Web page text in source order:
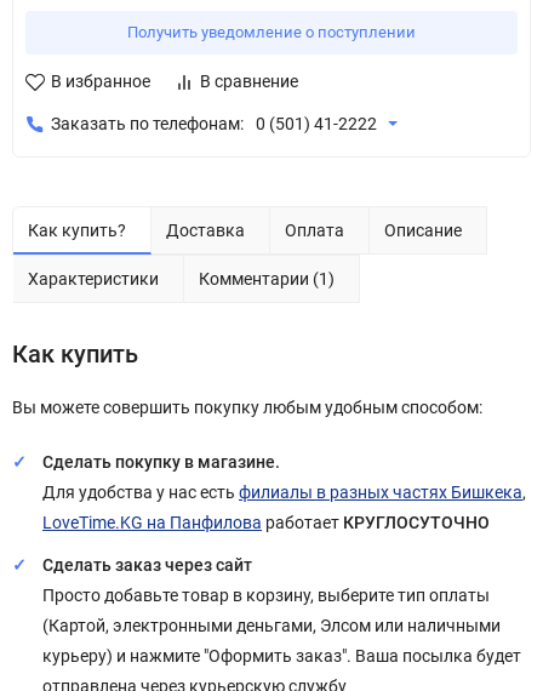
Получить уведомление о поступлении
В избранное В сравнение
Заказать по телефонам: 0 (501) 41-2222
Как купить? Доставка Оплата Описание
Характеристики Комментарии (1)
Как купить
Вы можете совершить покупку любым удобным способом:
Сделать покупку в магазине.
Для удобства у нас есть филиалы в разных частях Бишкека,
LoveTime.KG на Панфилова работает КРУГЛОСУТОЧНО
Сделать заказ через сайт
Просто добавьте товар в корзину, выберите тип оплаты
(Картой, электронными деньгами, Элсом или наличными
курьеру) и нажмите "Оформить заказ". Ваша посылка будет
отправлена через курьерскую службу